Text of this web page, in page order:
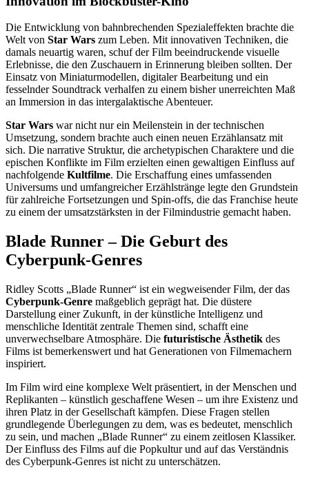
Die Entwicklung von bahnbrechenden Spezialeffekten brachte die
Welt von Star Wars zum Leben. Mit innovativen Techniken, die
damals neuartig waren, schuf der Film beeindruckende visuelle
Erlebnisse, die den Zuschauern in Erinnerung bleiben sollten. Der
Einsatz von Miniaturmodellen, digitaler Bearbeitung und ein
fesselnder Soundtrack verhalfen zu einem bisher unerreichten Maß
an Immersion in das intergalaktische Abenteuer.
Star Wars war nicht nur ein Meilenstein in der technischen
Umsetzung, sondern brachte auch einen neuen Erzählansatz mit
sich. Die narrative Struktur, die archetypischen Charaktere und die
epischen Konflikte im Film erzielten einen gewaltigen Einfluss auf
nachfolgende Kultfilme. Die Erschaffung eines umfassenden
Universums und umfangreicher Erzählstränge legte den Grundstein
für zahlreiche Fortsetzungen und Spin-offs, die das Franchise heute
zu einem der umsatzstärksten in der Filmindustrie gemacht haben.
Blade Runner – Die Geburt des
Cyberpunk-Genres
Ridley Scotts „Blade Runner“ ist ein wegweisender Film, der das
Cyberpunk-Genre maßgeblich geprägt hat. Die düstere
Darstellung einer Zukunft, in der künstliche Intelligenz und
menschliche Identität zentrale Themen sind, schafft eine
unverwechselbare Atmosphäre. Die futuristische Ästhetik des
Films ist bemerkenswert und hat Generationen von Filmemachern
inspiriert.
Im Film wird eine komplexe Welt präsentiert, in der Menschen und
Replikanten – künstlich geschaffene Wesen – um ihre Existenz und
ihren Platz in der Gesellschaft kämpfen. Diese Fragen stellen
grundlegende Überlegungen zu dem, was es bedeutet, menschlich
zu sein, und machen „Blade Runner“ zu einem zeitlosen Klassiker.
Der Einfluss des Films auf die Popkultur und auf das Verständnis
des Cyberpunk-Genres ist nicht zu unterschätzen.